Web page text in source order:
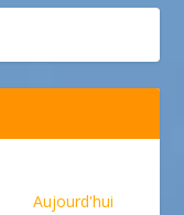
Aujourd'hui